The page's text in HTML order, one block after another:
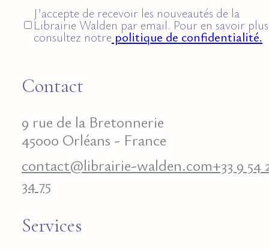
J’accepte de recevoir les nouveautés de la
Librairie Walden par email. Pour en savoir
consultez notre politique de confidentialité.
Contact
9 rue de la Bretonnerie
45000 Orléans - France
contact@librairie-walden.com+33 9 54
34 75
Services